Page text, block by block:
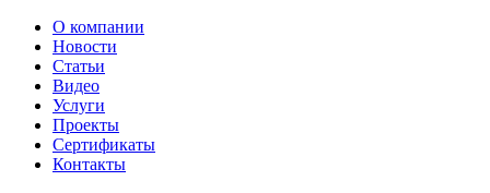
О компании
Новости
Статьи
Видео
Услуги
Проекты
Сертификаты
Контакты